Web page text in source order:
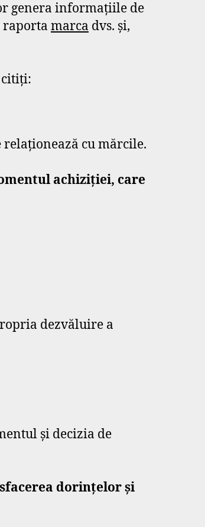
genera informațiile de
raporta marca dvs. și,
citiți:
relaționează cu mărcile.
achiziției, care
dezvăluire a
și decizia de
dorințelor și